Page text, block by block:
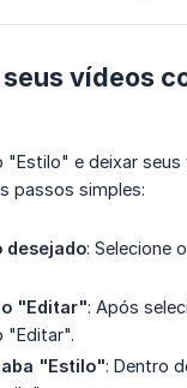
vídeos
"Estilo" e deixar seus
passos simples:
desejado: Selecione
"Editar": Após
"Editar".
"Estilo": Dentro